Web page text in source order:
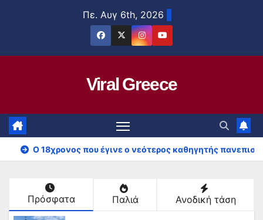
Πε. Αυγ 6th, 2026
Viral Greece
Ο 18χρονος που έγινε ο νεότερος καθηγητής
Πρόσφατα Παλιά Ανοδική τάση